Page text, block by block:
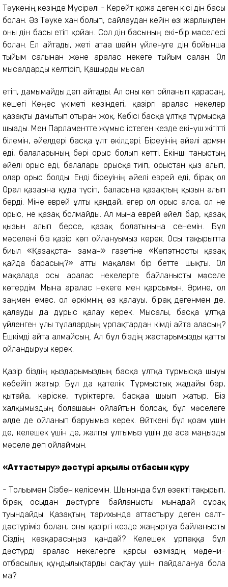
Тәукенің кезінде Мүсірәлі - Керейт қожа деген кісі дін басы
болған. Әз Тәуке хан болып, сайлаудан кейін өзі жарлықпен
оны дін басы етіп қойған. Сол дін басының екі-бір мәселесі
болған. Ел айтады, жеті атаға шейін үйленуге дін бойынша
тыйым салынған және аралас некеге тыйым салған. Ол
мысалдарды келтіріп, Қашырды мысал
етіп, дамымайды деп айтады. Ал оны көп ойланып қарасаң,
кешегі Кеңес үкіметі кезіндегі, қазіргі аралас некелер
қазақты дамытып отырған жоқ. Көбісі басқа ұлтқа тұрмысқа
шығады. Мен Парламентте жұмыс істеген кезде екі-үш жігітті
білемін, әйелдері басқа ұлт өкілдері. Біреуінің әйелі армян
еді, балаларының бәрі орыс болып кетті. Екінші таныстың
әйелі орыс еді, балалары орысқа тиіп, орыстан қыз алып,
олар орыс болды. Енді біреуінің әйелі еврей еді, бірақ ол
Орал қазағына құда түсіп, баласына қазақтың қызын алып
берді. Міне еврей ұлты қандай, егер ол орыс алса, ол не
орыс, не қазақ болмайды. Ал мына еврей әйелі бар, қазақ
қызын алып берсе, қазақ болатынына сенемін. Бұл
мәселені біз қазір көп ойлануымыз керек. Осы тақырыпта
биыл «Қазақстан заман» газетіне «Көпэтносты қазақ
қайда барасың?» атты мақалам бір бетте шықты. Ол
мақалада осы аралас некелерге байланысты мәселе
көтердім. Мына аралас некеге мен қарсымын. Әрине, ол
заңмен емес, ол әркімнің өз қалауы, бірақ дегенмен де,
қалауды да дұрыс қалау керек. Мысалы, басқа ұлтқа
үйленген ұлы тұлғалардың ұрпақтардан кімді айта аласың?
Ешкімді айта алмайсың. Ал бұл біздің жастарымызды қатты
ойландыруы керек.
Қазір біздің қыздарымыздың басқа ұлтқа тұрмысқа шығуы
көбейіп жатыр. Бұл да қателік. Тұрмыстық жағдайы бар,
қытайға, кәріске, түріктерге, басқаға шығып жатыр. Біз
халқымыздың болашағын ойлайтын болсақ, бұл мәселеге
әлде де ойланып баруымыз керек. Өйткені бұл қоғам үшін
де, келешек үшін де, жалпы ұлтымыз үшін де аса маңызды
мәселе деп ойлаймын.
«Аттастыру» дәстүрі арқылы отбасын құру
- Толығымен Сізбен келісемін. Шынында бұл өзекті тақырып,
бірақ осыдан дәстүрге байланысты мынадай сұрақ
туындайды. Қазақтың тарихында аттастыру деген салт-
дәстүріміз болған, оны қазіргі кезде жаңғыртуға байланысты
Сіздің көзқарасыңыз қандай? Келешек ұрпаққа бұл
дәстүрді аралас некелерге қарсы өзіміздің мәдени-
отбасылық құңдылықтарды сақтау үшін пайдалануға бола
ма?